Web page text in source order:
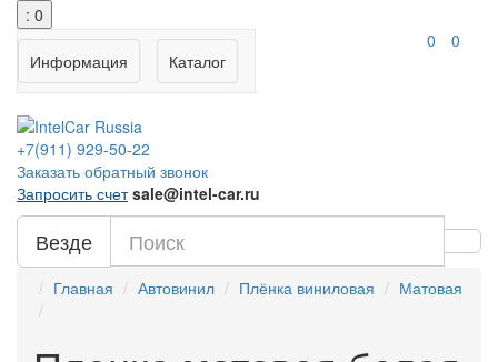
: 0
Каталог
Информация
0 0
+7(911) 929-50-22
Заказать обратный звонок
Запросить счет sale@intel-car.ru
Везде
Главная Автовинил Плёнка виниловая Матовая